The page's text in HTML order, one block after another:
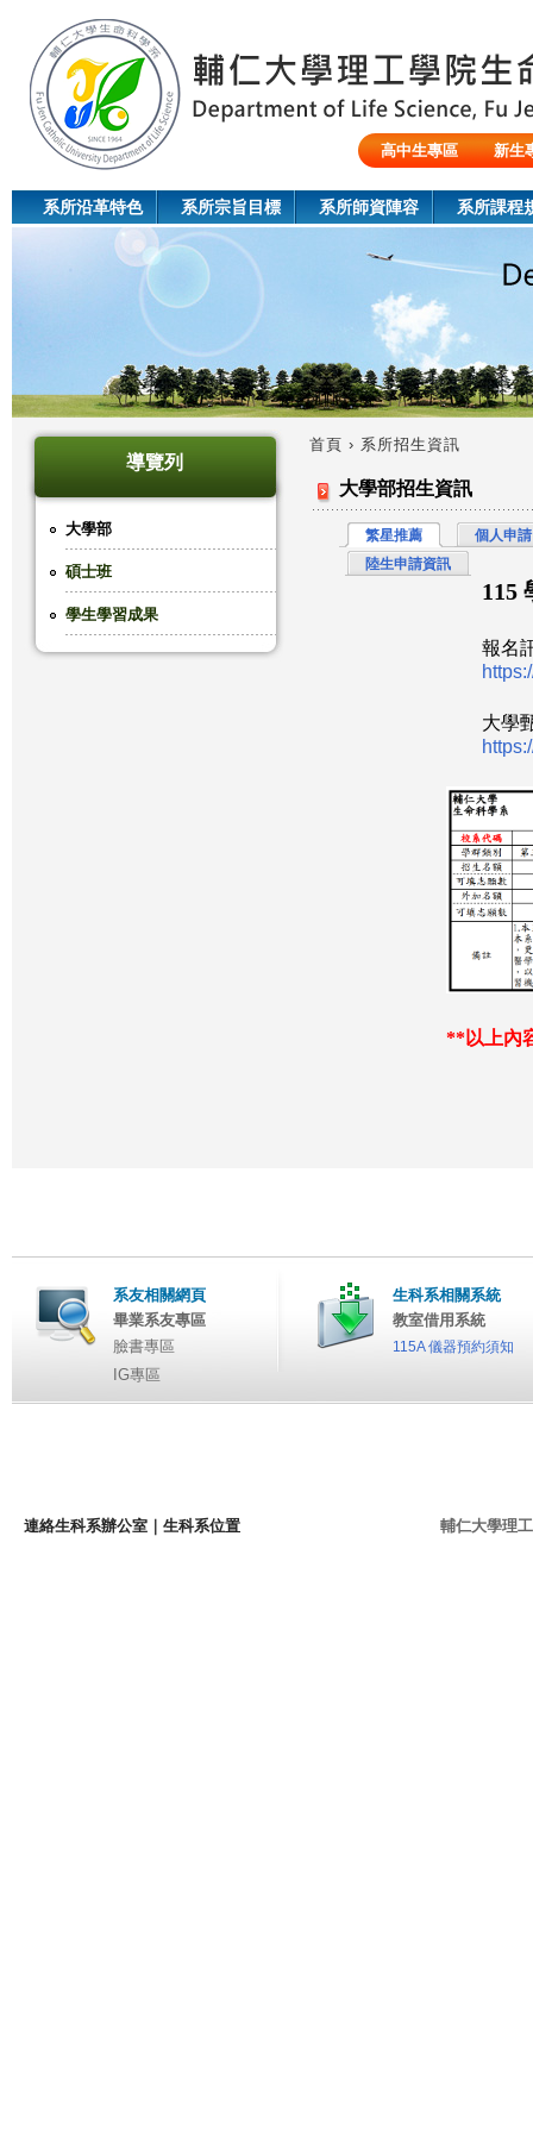
高中生專區
新生
系所沿革特色 系所宗旨目標 系所師資陣容 系所課程
導覽列
大學部
碩士班
學生學習成果
您
首頁 › 系所招生資訊
大學部招生資訊
繁星推薦
個人申請
陸生申請資訊
115
報名
大學
以上內
系友相關網頁
畢業系友專區
臉書專區
IG專區
生科系相關系統
教室借用系統
115A 儀器預約須知
連絡生科系辦公室 生科系位置 輔仁大學理